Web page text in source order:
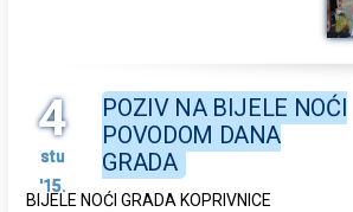
4
stu
'15.
POZIV NA BIJELE NOĆI
POVODOM DANA
GRADA
BIJELE NOĆI GRADA KOPRIVNICE